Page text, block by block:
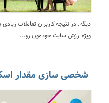
دیگه , در نتیجه کاربران تعاملات
ویژه ارزش سایت خودمون رو...
شخصی سازی مقدار